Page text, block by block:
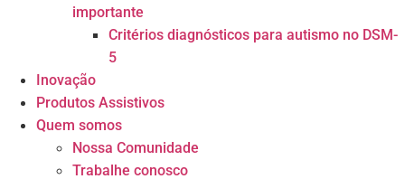
importante
Critérios diagnósticos para autismo no DSM-
5
Inovação
Produtos Assistivos
Quem somos
Nossa Comunidade
Trabalhe conosco